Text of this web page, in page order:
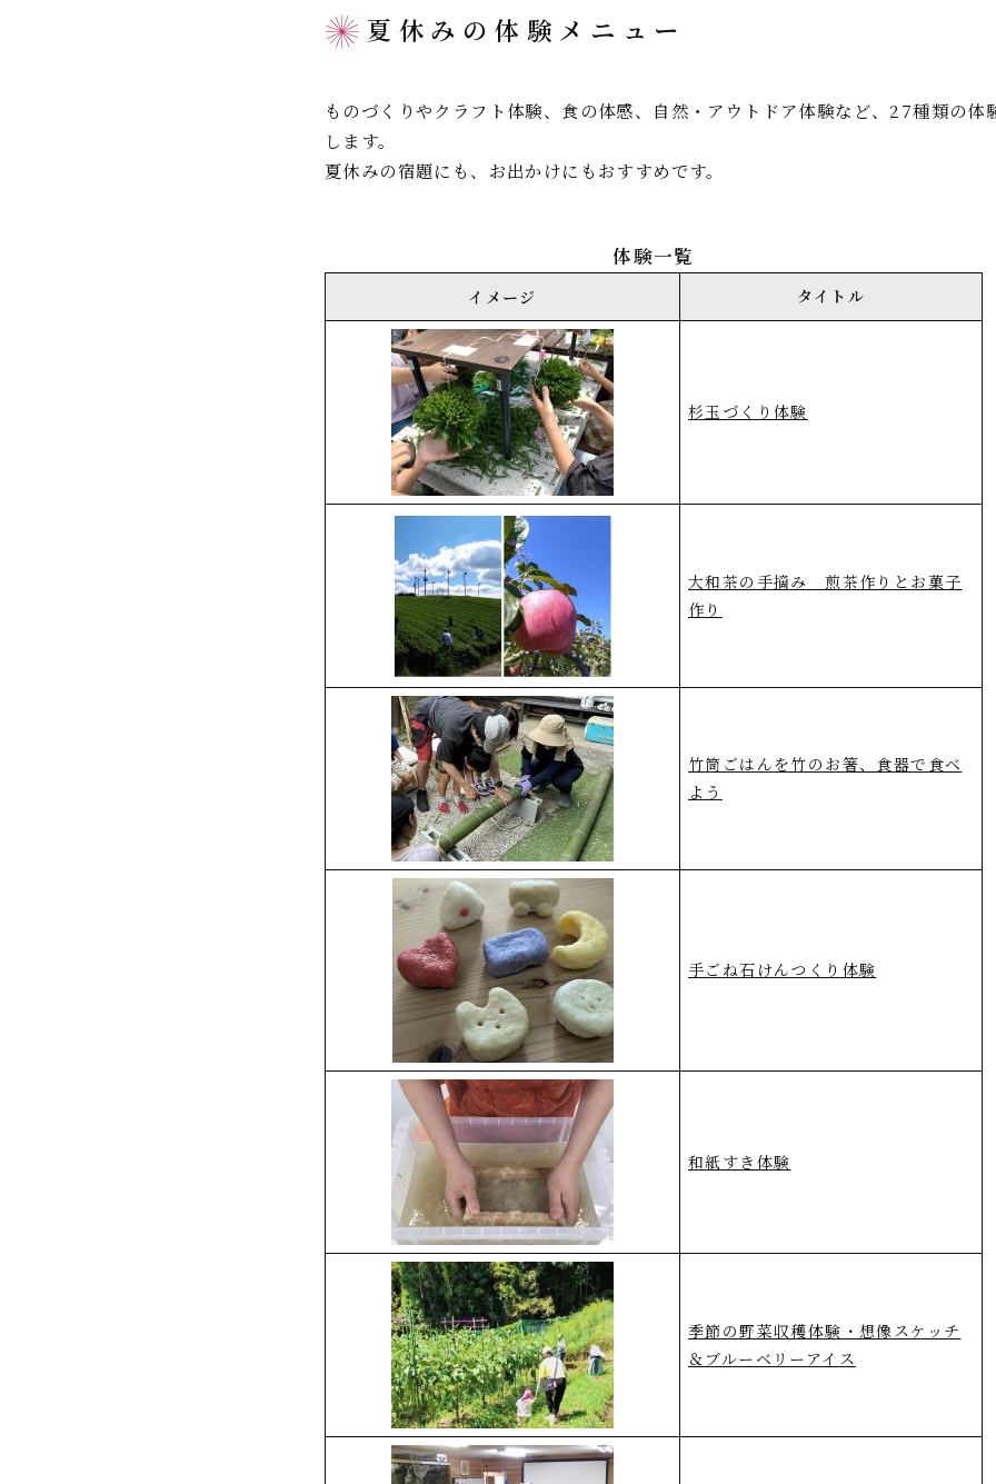
夏休みの体験メニュー
ものづくりやクラフト体験、食の体感、自然・アウトドア体験など、27種類の体
します。
夏休みの宿題にも、お出かけにもおすすめです。
体験一覧
イメージ タイトル
杉玉づくり体験​
大和茶の手摘み 煎茶作りとお菓子
作り
竹筒ごはんを竹のお箸、食器で食べ
よう
手ごね石けんつくり体験​
和紙すき体験
季節の野菜収穫体験・想像スケッチ
＆ブルーベリーアイス​